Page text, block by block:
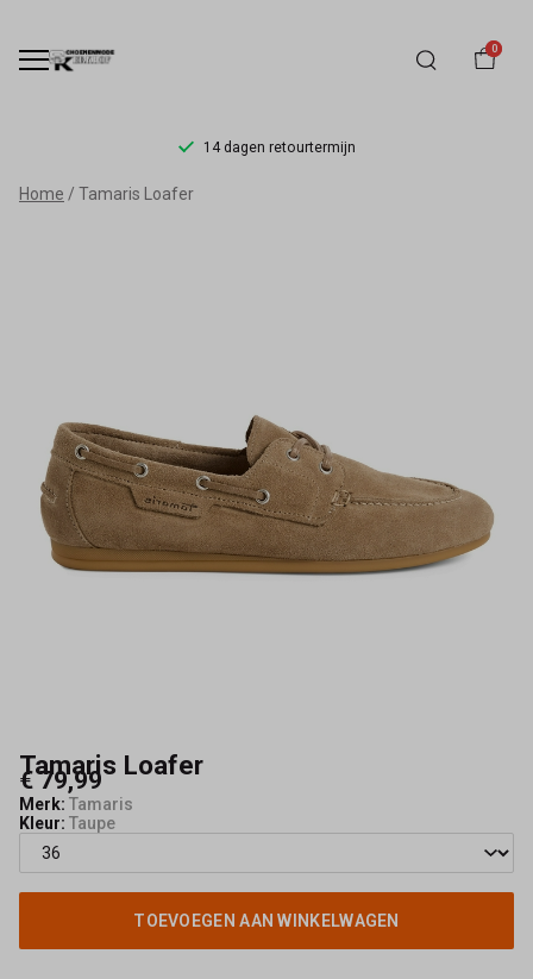
0
14 dagen retourtermijn
Tamaris
Beige
Dames
&
Stijlvol
Schoenmode
Kerkhof
Home Tamaris Loafer
Tamaris Loafer
€ 79,99
Merk: Tamaris
Kleur: Taupe
TOEVOEGEN AAN WINKELWAGEN